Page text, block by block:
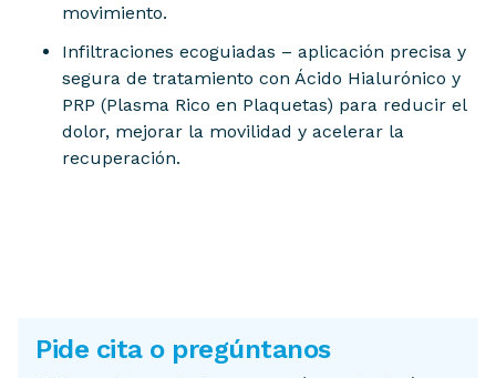
movimiento.
Infiltraciones ecoguiadas – aplicación precisa y
segura de tratamiento con Ácido Hialurónico y
PRP (Plasma Rico en Plaquetas) para reducir el
dolor, mejorar la movilidad y acelerar la
recuperación.
Pide cita o pregúntanos